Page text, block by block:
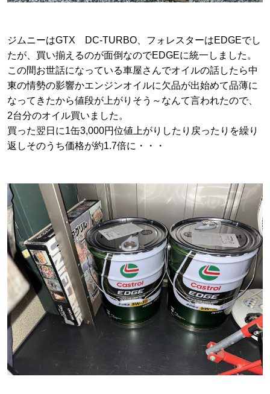
ジムニーはGTX DC-TURBO、フォレスターはEDGEでし
たが、買い揃えるのが面倒なのでEDGEに統一しました。
この間お世話になっている車屋さんでオイルの話したら中
東の情勢の影響かエンジンオイルに欠品が出始めて品薄に
なってきたから値段が上がりそう～なんて言われたので、
2台分のオイル買いました。
買った翌日に1缶3,000円位値上がりしたり戻ったりを繰り
返しそのうち価格が約1.7倍に・・・